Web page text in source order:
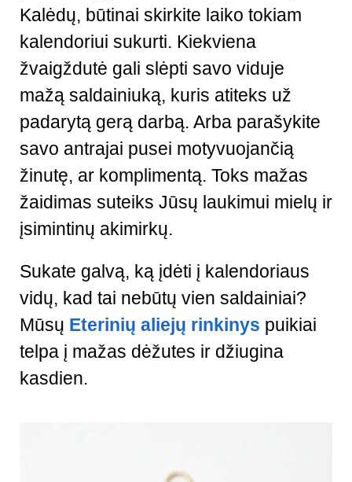
Kalėdų, būtinai skirkite laiko tokiam
kalendoriui sukurti. Kiekviena
žvaigždutė gali slėpti savo viduje
mažą saldainiuką, kuris atiteks už
padarytą gerą darbą. Arba parašykite
savo antrajai pusei motyvuojančią
žinutę, ar komplimentą. Toks mažas
žaidimas suteiks Jūsų laukimui mielų ir
įsimintinų akimirkų.
Sukate galvą, ką įdėti į kalendoriaus
vidų, kad tai nebūtų vien saldainiai?
Mūsų Eterinių aliejų rinkinys puikiai
telpa į mažas dėžutes ir džiugina
kasdien.